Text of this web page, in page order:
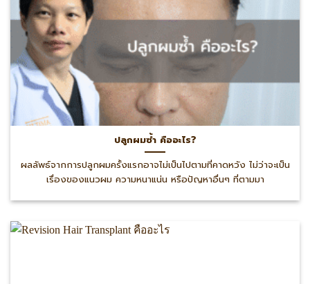
ปลูกผมซ้ำ คืออะไร?
ผลลัพธ์จากการปลูกผมครั้งแรกอาจไม่เป็นไปตามที่คาดหวัง ไม่ว่าจะเป็น
เรื่องของแนวผม ความหนาแน่น หรือปัญหาอื่นๆ ที่ตามมา